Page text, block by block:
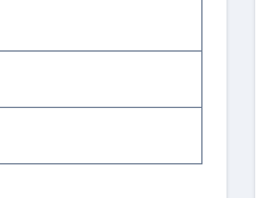
ンド #ダイエット #筋ト
選びますか？ #shorts